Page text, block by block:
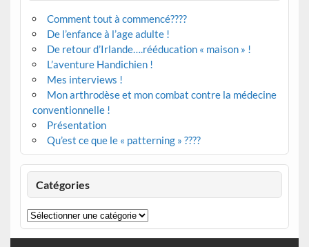
Comment tout à commencé????
De l’enfance à l’age adulte !
De retour d’Irlande….rééducation « maison » !
L’aventure Handichien !
Mes interviews !
Mon arthrodèse et mon combat contre la médecine
conventionnelle !
Présentation
Qu’est ce que le « patterning » ????
Catégories
Catégories